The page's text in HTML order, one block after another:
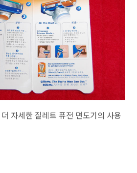
자세한 질레트 퓨전 면도기의 사용